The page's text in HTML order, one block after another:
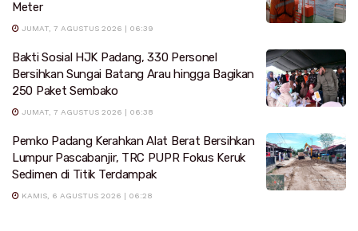
Meter
JUMAT, 7 AGUSTUS 2026 | 06:39
Bakti Sosial HJK Padang, 330 Personel
Bersihkan Sungai Batang Arau hingga Bagikan
250 Paket Sembako
JUMAT, 7 AGUSTUS 2026 | 06:38
Pemko Padang Kerahkan Alat Berat Bersihkan
Lumpur Pascabanjir, TRC PUPR Fokus Keruk
Sedimen di Titik Terdampak
KAMIS, 6 AGUSTUS 2026 | 06:28